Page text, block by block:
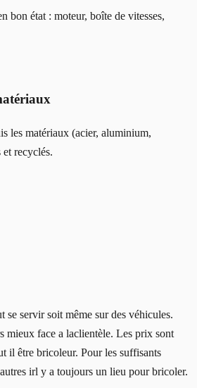
bon état : moteur, boîte de vitesses,
les matériaux (acier, aluminium,
recyclés.
se servir soit même sur des véhicules.
mieux face a laclientèle. Les prix sont
il être bricoleur. Pour les suffisants
irl y a toujours un lieu pour bricoler.